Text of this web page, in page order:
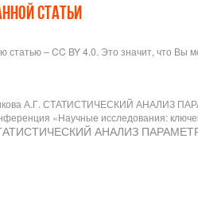
статьи
статью – CC BY 4.0. Это значит, что Вы
А.Г. СТАТИСТИЧЕСКИЙ АНАЛИЗ
«Научные исследования:
АНАЛИЗ